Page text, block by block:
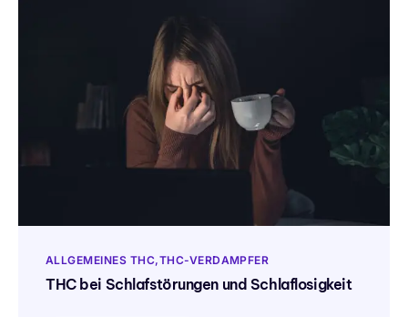
ALLGEMEINES THC THC-VERDAMPFER
THC bei Schlafstörungen und Schlaflosigkeit